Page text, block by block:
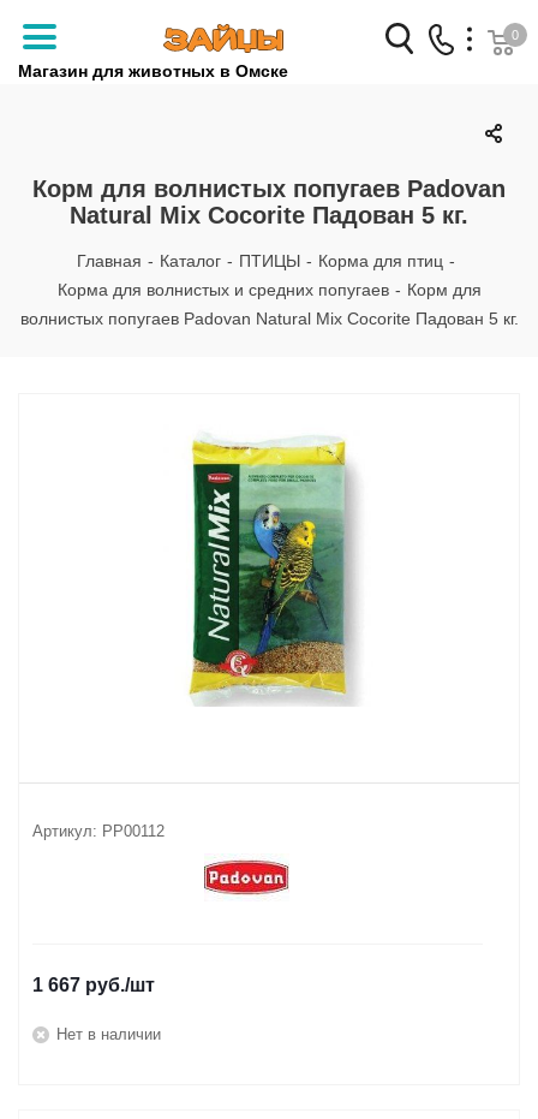
Магазин для животных в Омске
Заказать звонок
+7 (3812) 79-04-04
+7 (950) 959-88-32
0
Корм для волнистых попугаев Padovan
Natural Mix Cocorite Падован 5 кг.
Главная - Каталог - ПТИЦЫ - Корма для птиц -
Корма для волнистых и средних попугаев - Корм для
волнистых попугаев Padovan Natural Mix Cocorite Падован 5 кг.
Артикул: РР00112
1 667 руб./шт
Нет в наличии